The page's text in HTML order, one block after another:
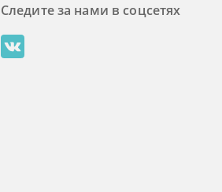
Следите за нами в соцсетях